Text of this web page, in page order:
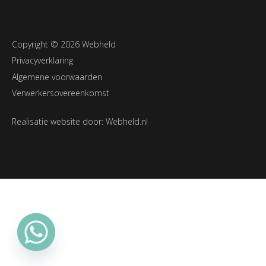
Copyright © 2026 Webheld
Privacyverklaring
Algemene voorwaarden
Verwerkersovereenkomst
Realisatie website door: Webheld.nl